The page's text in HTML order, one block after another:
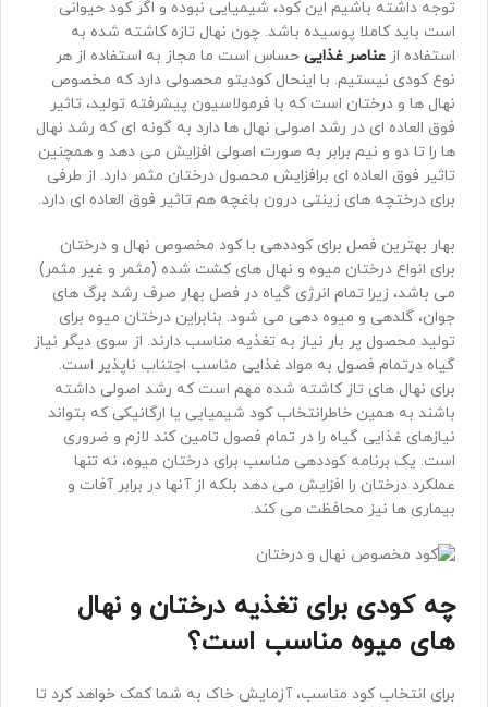
توجه داشته باشیم این کود، شیمیایی نبوده و اگر کود حیوانی
است باید کاملا پوسیده باشد. چون نهال تازه کاشته شده به
استفاده از عناصر غذایی حساس است ما مجاز به استفاده از هر
نوع کودی نیستیم. با اینحال کودیتو محصولی دارد که مخصوص
نهال ها و درختان است که با فرمولاسیون پیشرفته تولید، تاثیر
فوق العاده ای در رشد اصولی نهال ها دارد به گونه ای که رشد نهال
ها را تا دو و نیم برابر به صورت اصولی افزایش می دهد و همچنین
تاثیر فوق العاده ای برافزایش محصول درختان مثمر دارد. از طرفی
برای درختچه های زینتی درون باغچه هم تاثیر فوق العاده ای دارد.
بهار بهترین فصل برای کوددهی با کود مخصوص نهال و درختان
برای انواع درختان میوه و نهال های کشت شده (مثمر و غیر مثمر)
می باشد، زیرا تمام انرژی گیاه در فصل بهار صرف رشد برگ های
جوان، گلدهی و میوه دهی می شود. بنابراین درختان میوه برای
تولید محصول پر بار نیاز به تغذیه مناسب دارند. از سوی دیگر نیاز
گیاه درتمام فصول به مواد غذایی مناسب اجتناب ناپذیر است.
برای نهال های تاز کاشته شده مهم است که رشد اصولی داشته
باشند به همین خاطرانتخاب کود شیمیایی یا ارگانیکی که بتواند
نیازهای غذایی گیاه را در تمام فصول تامین کند لازم و ضروری
است. یک برنامه کوددهی مناسب برای درختان میوه، نه تنها
عملکرد درختان را افزایش می دهد بلکه از آنها در برابر آفات و
بیماری ها نیز محافظت می کند.
چه کودی برای تغذیه درختان و نهال
های میوه مناسب است؟
برای انتخاب کود مناسب، آزمایش خاک به شما کمک خواهد کرد تا